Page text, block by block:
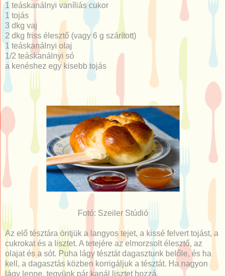
1 teáskanálnyi vaníliás cukor
1 tojás
3 dkg vaj
2 dkg friss élesztő (vagy 6 g szárított)
1 teáskanálnyi olaj
1/2 teáskanálnyi só
a kenéshez egy kisebb tojás
Fotó: Szeiler Stúdió
Az elő tésztára öntjük a langyos tejet, a kissé felvert tojást, a
cukrokat és a lisztet. A tetejére az elmorzsolt élesztő, az
olajat és a sót. Puha lágy tésztát dagasztunk belőle, és ha
kell, a dagasztás közben korrigáljuk a tésztát. Ha nagyon
lágy lenne, tegyünk pár kanál lisztet hozzá.